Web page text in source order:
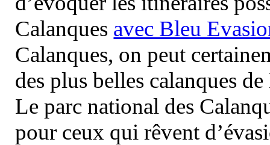
Calanques avec Bleu
Calanques, on peut
des plus belles calanques
Le parc national des
pour ceux qui rêvent